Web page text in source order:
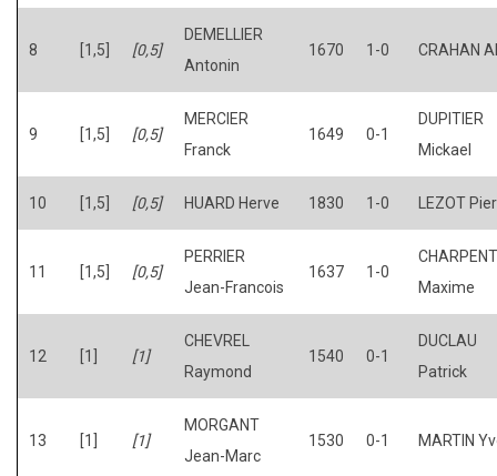
8 [1,5] [0,5]
DEMELLIER
Antonin
1670 1-0 CRAHAN
9 [1,5] [0,5]
MERCIER
Franck
1649 0-1
DUPITIER
Mickael
10 [1,5] [0,5] HUARD Herve 1830 1-0 LEZOT
11 [1,5] [0,5]
PERRIER
Jean-Francois
1637 1-0
Maxime
12 [1] [1]
CHEVREL
Raymond
1540 0-1
DUCLAU
Patrick
13 [1] [1]
MORGANT
Jean-Marc
1530 0-1 MARTIN